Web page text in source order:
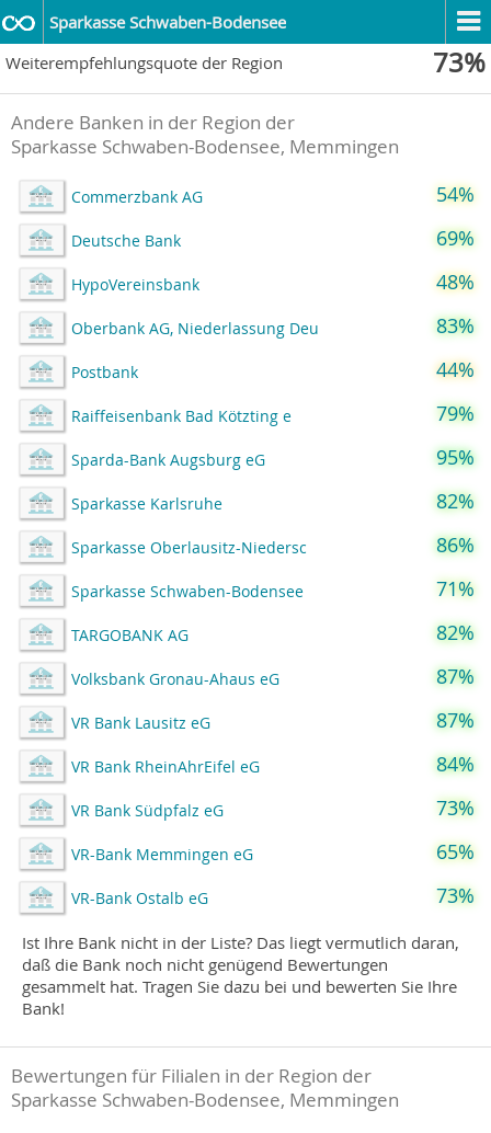
Sparkasse Schwaben-Bodensee
Weiterempfehlungsquote der Region
73%
Andere Banken in der Region der
Sparkasse Schwaben-Bodensee, Memmingen
Commerzbank AG 54%
Deutsche Bank 69%
HypoVereinsbank 48%
Oberbank AG, Niederlassung Deu 83%
Postbank 44%
Raiffeisenbank Bad Kötzting e 79%
Sparda-Bank Augsburg eG 95%
Sparkasse Karlsruhe 82%
Sparkasse Oberlausitz-Niedersc 86%
Sparkasse Schwaben-Bodensee 71%
TARGOBANK AG 82%
Volksbank Gronau-Ahaus eG 87%
VR Bank Lausitz eG 87%
VR Bank RheinAhrEifel eG 84%
VR Bank Südpfalz eG 73%
VR-Bank Memmingen eG 65%
VR-Bank Ostalb eG 73%
Ist Ihre Bank nicht in der Liste? Das liegt vermutlich daran,
daß die Bank noch nicht genügend Bewertungen
gesammelt hat. Tragen Sie dazu bei und bewerten Sie Ihre
Bank!
Bewertungen für Filialen in der Region der
Sparkasse Schwaben-Bodensee, Memmingen